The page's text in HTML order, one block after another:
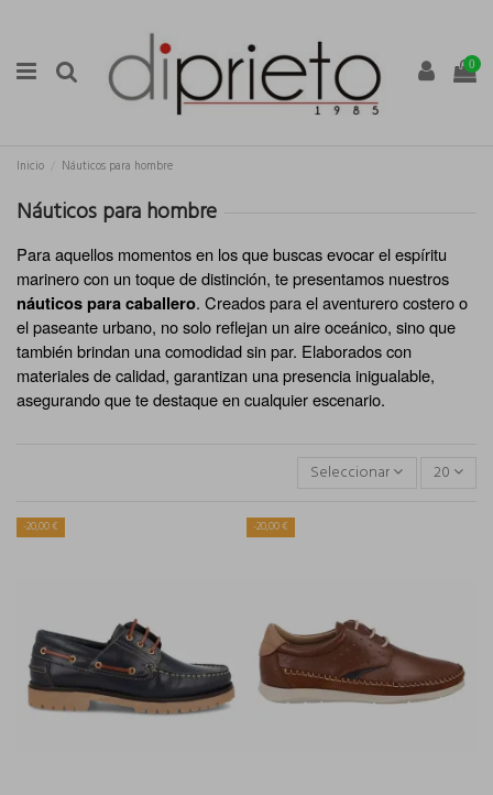
0
Inicio Náuticos para hombre
Náuticos para hombre
Para aquellos momentos en los que buscas evocar el espíritu
náuticos para caballero. Creados para el aventurero costero o
el paseante urbano, no solo reflejan un aire oceánico, sino que
también brindan una comodidad sin par. Elaborados con
materiales de calidad, garantizan una presencia inigualable,
asegurando que te destaque en cualquier escenario.
Seleccionar 20
-20,00 € -20,00 €